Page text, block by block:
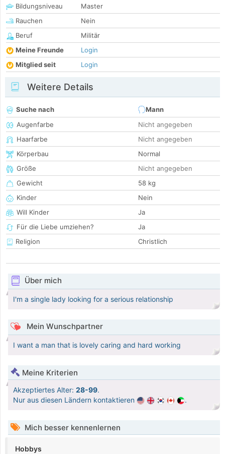
Bildungsniveau
Master
Rauchen
Nein
Beruf
Militär
Meine Freunde
Login
Mitglied seit
Login
Weitere Details
Suche nach
Mann
Augenfarbe
Nicht angegeben
Haarfarbe
Nicht angegeben
Körperbau
Normal
Größe
Nicht angegeben
Gewicht
58 kg
Kinder
Nein
Will Kinder
Ja
Für die Liebe umziehen?
Ja
Religion
Christlich
Über mich
I'm a single lady looking for a serious relationship
Mein Wunschpartner
I want a man that is lovely caring and hard working
Meine Kriterien
Akzeptiertes Alter: 28-99.
Nur aus diesen Ländern kontaktieren
.
Mich besser kennenlernen
Hobbys